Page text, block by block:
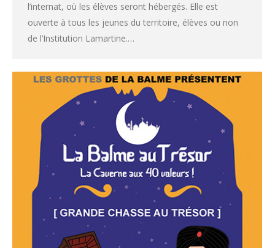
l’internat, où les élèves seront hébergés. Elle est
ouverte à tous les jeunes du territoire, élèves ou non
de l’Institution Lamartine.…